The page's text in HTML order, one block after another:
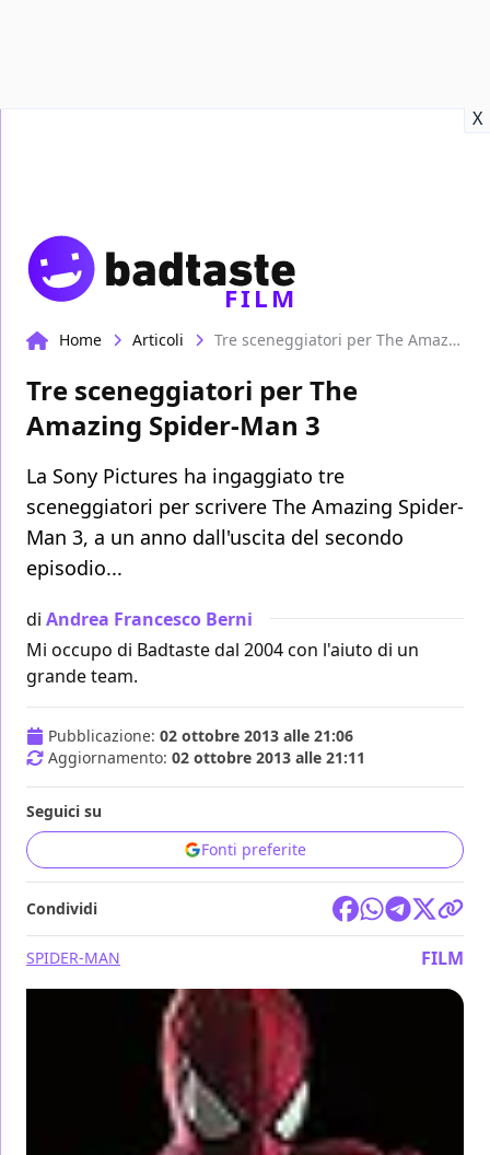
X
FILM
Home Articoli Tre sceneggiatori per The Amazing Spider-Man 3
Tre sceneggiatori per The
Amazing Spider-Man 3
La Sony Pictures ha ingaggiato tre
sceneggiatori per scrivere The Amazing Spider-
Man 3, a un anno dall'uscita del secondo
episodio...
di Andrea Francesco Berni
Mi occupo di Badtaste dal 2004 con l'aiuto di un
grande team.
Pubblicazione: 02 ottobre 2013 alle 21:06
Aggiornamento: 02 ottobre 2013 alle 21:11
Seguici su
Fonti preferite
Condividi
SPIDER-MAN FILM